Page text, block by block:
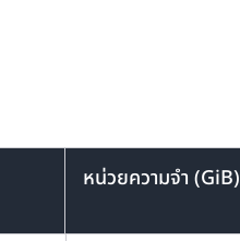
หน่วยความจำ (GiB)